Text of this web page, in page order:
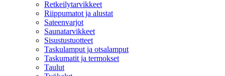
Retkeilytarvikkeet
Riippumatot ja alustat
Sateenvarjot
Saunatarvikkeet
Sisustustuotteet
Taskulamput ja otsalamput
Taskumatit ja termokset
Taulut